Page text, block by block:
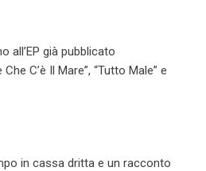
all’EP già pubblicato
C’è Il Mare”, “Tutto Male” e
in cassa dritta e un racconto